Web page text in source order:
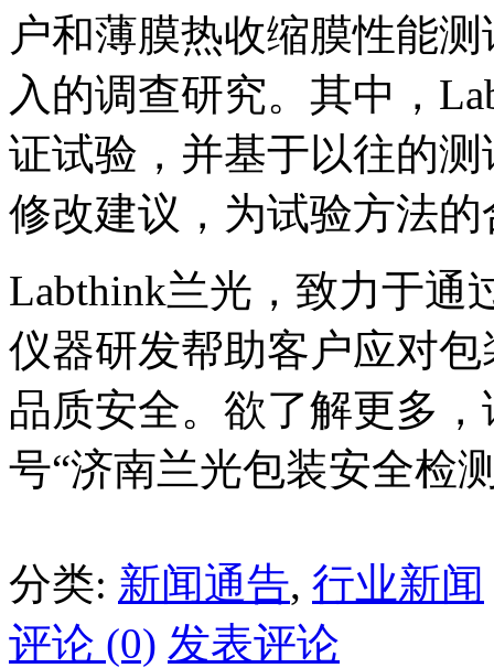
户和薄膜热收缩膜性能
入的调查研究。其中，
证试验，并基于以往的
修改建议，为试验方法
Labthink兰光，致力于通
仪器研发帮助客户应对
品质安全。欲了解更多
号“济南兰光包装安全检
分类: 新闻通告, 行业新闻
评论 (0) 发表评论